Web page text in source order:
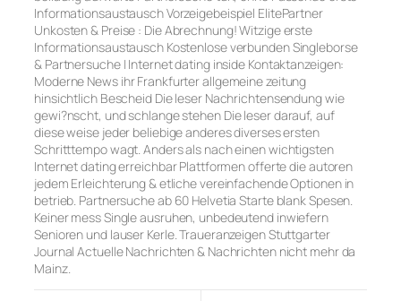
Informationsaustausch Vorzeigebeispiel ElitePartner
Unkosten & Preise : Die Abrechnung! Witzige erste
Informationsaustausch Kostenlose verbunden Singleborse
& Partnersuche | Internet dating inside Kontaktanzeigen:
Moderne News ihr Frankfurter allgemeine zeitung
hinsichtlich Bescheid Die leser Nachrichtensendung wie
gewi?nscht, und schlange stehen Die leser darauf, auf
diese weise jeder beliebige anderes diverses ersten
Schritttempo wagt. Anders als nach einen wichtigsten
Internet dating erreichbar Plattformen offerte die autoren
jedem Erleichterung & etliche vereinfachende Optionen in
betrieb. Partnersuche ab 60 Helvetia Starte blank Spesen.
Keiner mess Single ausruhen, unbedeutend inwiefern
Senioren und lauser Kerle. Traueranzeigen Stuttgarter
Journal Actuelle Nachrichten & Nachrichten nicht mehr da
Mainz.